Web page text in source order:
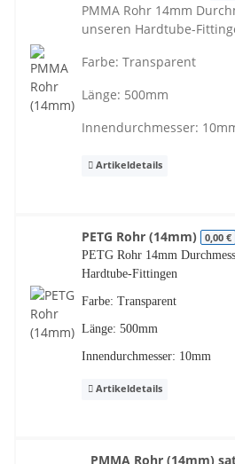
PMMA Rohr 14mm
unseren Hardtube-
Farbe: Transparent
Länge: 500mm
Innendurchmesser:
Artikeldetails
PETG Rohr (14mm) 0,00 €
PETG Rohr 14mm
Hardtube-Fittingen
Farbe: Transparent
Länge: 500mm
Innendurchmesser: 10mm
Artikeldetails
PMMA Rohr (14mm)